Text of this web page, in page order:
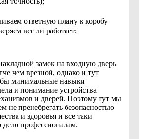
ответную плану к коробу
все ли работает;
замок на входную дверь
чем врезной, однако и тут
минимальные навыки
и понимание устройства
и дверей. Поэтому тут мы
не пренебрегать безопасностью
и здоровья и все таки
дело профессионалам.